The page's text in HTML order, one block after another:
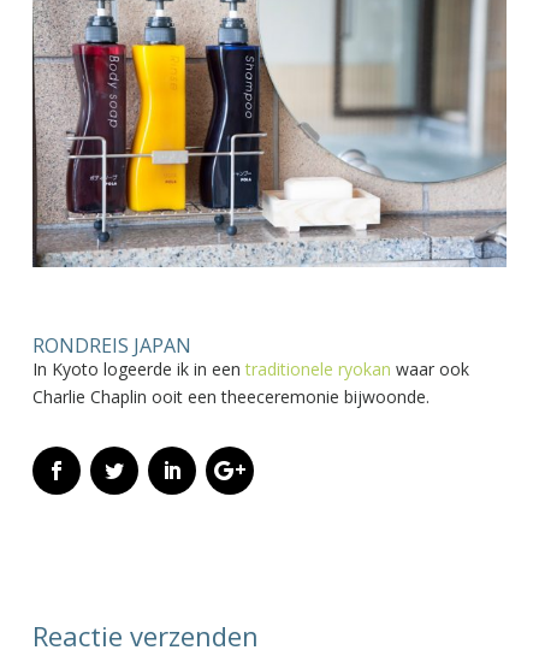
RONDREIS JAPAN
In Kyoto logeerde ik in eentraditionele ryokan waar ook
Charlie Chaplin ooit een theeceremonie bijwoonde.
Reactie verzenden